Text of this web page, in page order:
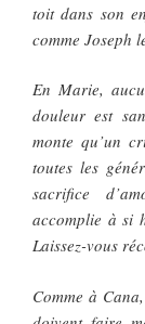
toit dans son
comme Joseph
En Marie,
douleur est
monte qu’un
toutes les
sacrifice
accomplie à si
Laissez-vous
Comme à